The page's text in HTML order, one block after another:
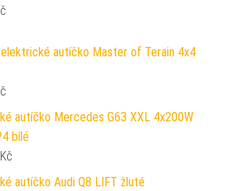
autíčko Master of Terain 4x4
autíčko Mercedes G63 XXL 4x200W
bílé
Kč
autíčko Audi Q8 LIFT žluté